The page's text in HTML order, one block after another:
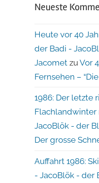
Neueste
Heute vor 40
der Badi -
Jacomet zu Vor
Fernsehen –
1986: Der letzte
Flachlandwinter
JacoBlök - der
Der grosse
Auffahrt 1986:
- JacoBlök - der